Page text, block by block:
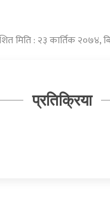
मिति : २३ कार्तिक २०७४,
प्रतिक्रिया